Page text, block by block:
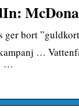
ger bort
…
…